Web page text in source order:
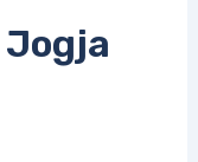
Jogja